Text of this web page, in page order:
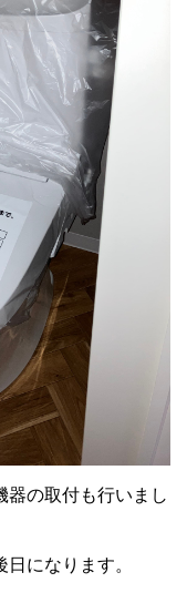
器の取付も行いまし
になります。